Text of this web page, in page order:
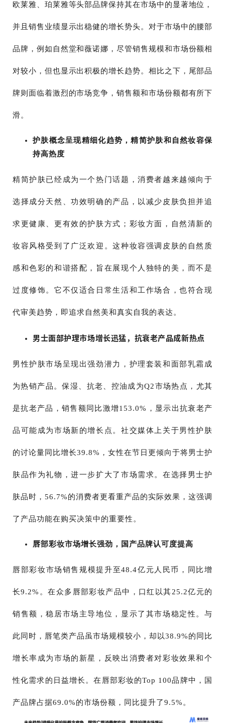
欧莱雅、珀莱雅等头部品牌保持其在市场中的显著地位，
并且销售业绩显示出稳健的增长势头。对于市场中的腰部
品牌，例如自然堂和薇诺娜，尽管销售规模和市场份额相
对较小，但也显示出积极的增长趋势。相比之下，尾部品
牌则面临着激烈的市场竞争，销售额和市场份额都有所下
滑。
护肤概念呈现精细化趋势，精简护肤和自然妆容保
持高热度
精简护肤已经成为一个热门话题，消费者越来越倾向于
选择成分天然、功效明确的产品，以减少皮肤负担并追
求更健康、更有效的护肤方式；彩妆方面，自然清新的
妆容风格受到了广泛欢迎。这种妆容强调皮肤的自然质
感和色彩的和谐搭配，旨在展现个人独特的美，而不是
过度修饰。它不仅适合日常生活和工作场合，也符合现
代审美趋势，即追求自然美和真实自我的表达。
男士面部护理市场增长迅猛，抗衰老产品成新热点
男性护肤市场呈现出强劲潜力，护理套装和面部乳霜成
为热销产品。保湿、抗老、控油成为Q2市场热点，尤其
是抗老产品，销售额同比激增153.0%，显示出抗衰老产
品可能成为市场新的增长点。社交媒体上关于男性护肤
的讨论量同比增长39.8%，女性在节日更倾向于将男士护
肤品作为礼物，进一步扩大了市场需求。在选择男士护
肤品时，56.7%的消费者更看重产品的实际效果，这强调
了产品功能在购买决策中的重要性。
唇部彩妆市场增长强劲，国产品牌认可度提高
唇部彩妆市场销售规模提升至48.4亿元人民币，同比增
长9.2%。在众多唇部彩妆产品中，口红以其25.2亿元的
销售额，稳居市场主导地位，显示了其市场稳定性。与
此同时，唇笔类产品虽市场规模较小，却以38.9%的同比
增长率成为市场的新星，反映出消费者对彩妆效果和个
性化需求的日益增长。在唇部彩妆的Top 100品牌中，国
产品牌占据69.0%的市场份额，同比提升了9.5%。